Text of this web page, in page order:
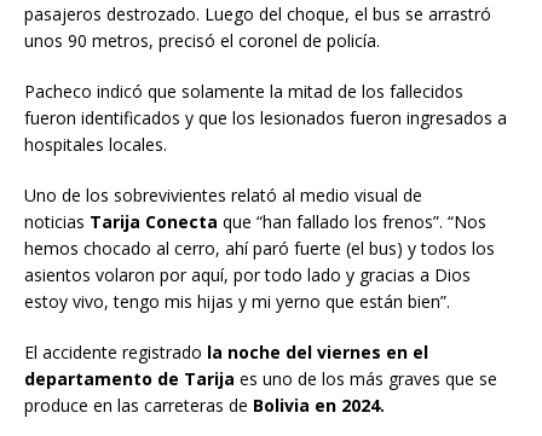
pasajeros destrozado. Luego del choque, el bus se arrastró
unos 90 metros, precisó el coronel de policía.
Pacheco indicó que solamente la mitad de los fallecidos
fueron identificados y que los lesionados fueron ingresados a
hospitales locales.
Uno de los sobrevivientes relató al medio visual de
noticias Tarija Conecta que “han fallado los frenos”. “Nos
hemos chocado al cerro, ahí paró fuerte (el bus) y todos los
asientos volaron por aquí, por todo lado y gracias a Dios
estoy vivo, tengo mis hijas y mi yerno que están bien”.
El accidente registrado la noche del viernes en el
departamento de Tarija es uno de los más graves que se
produce en las carreteras de Bolivia en 2024.